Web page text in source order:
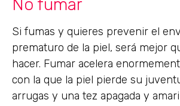
No fumar
Si fumas y quieres prevenir el
prematuro de la piel, será mejor
hacer. Fumar acelera
con la que la piel pierde su
arrugas y una tez apagada y